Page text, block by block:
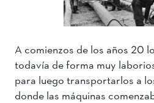
A comienzos de los años 20
todavía de forma muy
para luego transportarlos a
donde las máquinas